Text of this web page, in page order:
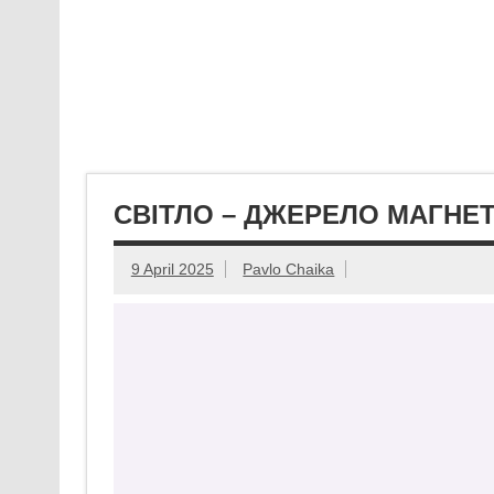
СВІТЛО – ДЖЕРЕЛО
9 April 2025 Pavlo Chaika